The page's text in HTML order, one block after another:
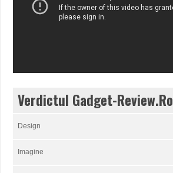
Verdictul Gadget-Review.Ro
Design
Imagine